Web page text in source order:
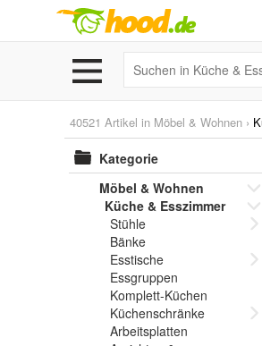
40521 Artikel in Möbel & Wohnen ›
Kategorie
Möbel & Wohnen
Küche & Esszimmer
Stühle
Bänke
Esstische
Essgruppen
Komplett-Küchen
Küchenschränke
Arbeitsplatten